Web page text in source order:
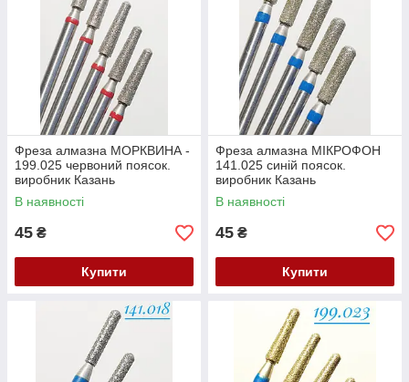
Фреза алмазна МОРКВИНА -
199.025 червоний поясок.
виробник Казань
(104.199.514.025) Залишок
В наявності
45 ₴
Купити
Фреза алмазна МІКРОФОН
141.025 синій поясок.
виробник Казань
(104.141.524.025) Залишок
В наявності
45 ₴
Купити